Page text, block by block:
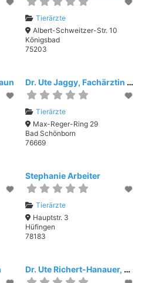
Tierärzte
Albert-Schweitzer-Str. 10
Königsbad
75203
Dr. Ute Jaggy, Fachärztin für Pferde
Tierärzte
Max-Reger-Ring 29
Bad Schönborn
76669
Stephanie Arbeiter
Tierärzte
Hauptstr. 3
Hüfingen
78183
Dr. Ute Richert-Hanauer, Kleintierpraxis